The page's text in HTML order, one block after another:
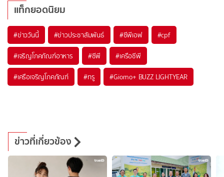
แท็กยอดนิยม
#ข่าววันนี้ #ข่าวประชาสัมพันธ์ #ซีพีเอฟ #cpf
#เจริญโภคภัณฑ์อาหาร #ซีพี #เครือซีพี
#เครือเจริญโภคภัณฑ์ #ทรู #Giorno+ BUZZ LIGHTYEAR
ข่าวที่เกี่ยวข้อง